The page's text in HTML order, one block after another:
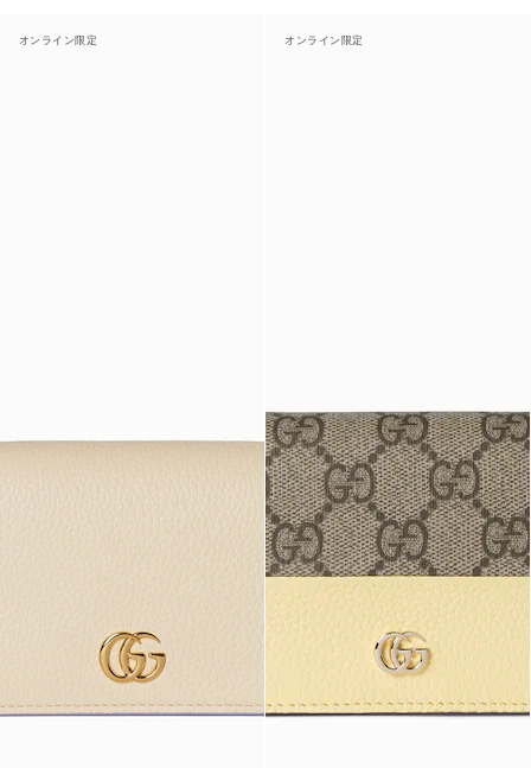
オンライン限定 オンライン限定